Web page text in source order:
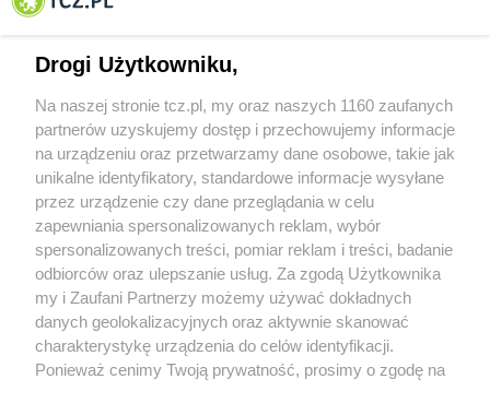
O FIRMIE POLITYKA PRYWATNOŚCI HOSTING
REKLAMA WSPÓŁPRACA RSS FACEBOOK KONTAKT
Nasze serwisy
Aktualności
Tcz24
Muzyka i kultura
Archiwum wydarzeń
Drogi Użytkowniku,
Na naszej stronie tcz.pl, my oraz naszych 1160 zaufanych
partnerów uzyskujemy dostęp i przechowujemy informacje
na urządzeniu oraz przetwarzamy dane osobowe, takie jak
unikalne identyfikatory, standardowe informacje wysyłane
przez urządzenie czy dane przeglądania w celu
zapewniania spersonalizowanych reklam, wybór
spersonalizowanych treści, pomiar reklam i treści, badanie
odbiorców oraz ulepszanie usług. Za zgodą Użytkownika
my i Zaufani Partnerzy możemy używać dokładnych
danych geolokalizacyjnych oraz aktywnie skanować
charakterystykę urządzenia do celów identyfikacji.
Ponieważ cenimy Twoją prywatność, prosimy o zgodę na